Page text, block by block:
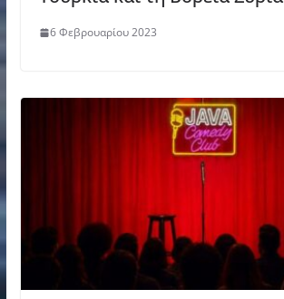
6 Φεβρουαρίου 2023